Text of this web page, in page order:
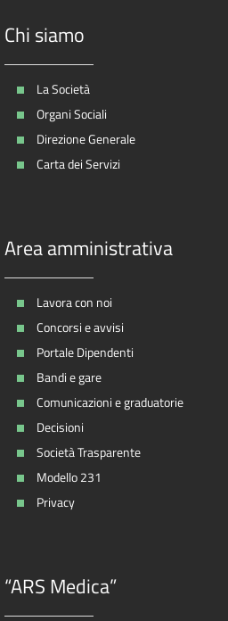
Chi siamo
La Società
Organi Sociali
Direzione Generale
Carta dei Servizi
Area amministrativa
Lavora con noi
Concorsi e avvisi
Portale Dipendenti
Bandi e gare
Comunicazioni e graduatorie
Decisioni
Società Trasparente
Modello 231
Privacy
“ARS Medica”